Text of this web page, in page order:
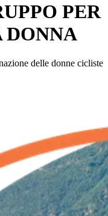
PER
DONNA
delle donne cicliste